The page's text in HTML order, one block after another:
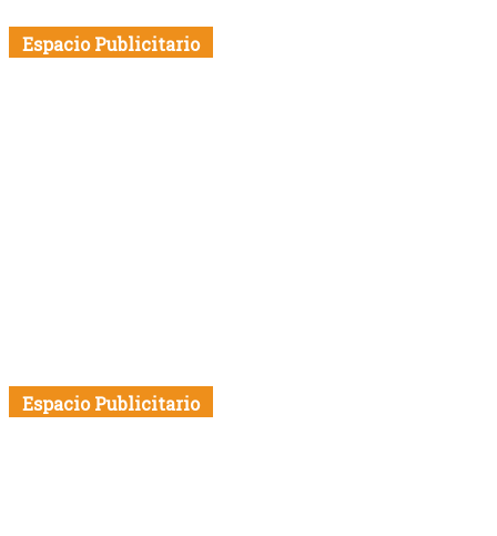
Espacio Publicitario
Espacio Publicitario